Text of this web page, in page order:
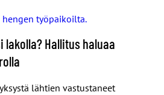
työpaikoilta.
Hallitus haluaa
lähtien vastustaneet